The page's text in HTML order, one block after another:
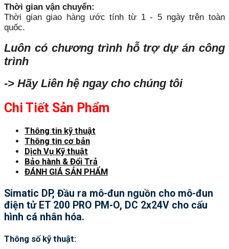
Thời gian vận chuyển:
Thời gian giao hàng ước tính từ 1 - 5 ngày trên toàn
quốc.
Luôn có chương trình hỗ trợ dự án công
trình
-> Hãy Liên hệ ngay cho chúng tôi
Chi Tiết Sản Phẩm
Thông tin kỹ thuật
Thông tin cơ bản
Dịch Vụ Kỹ thuật
Bảo hành & Đổi Trả
ĐÁNH GIÁ SẢN PHẨM
Simatic DP, Đầu ra mô-đun nguồn cho mô-đun
điện tử ET 200 PRO PM-O, DC 2x24V cho cấu
hình cá nhân hóa.
Thông số kỹ thuật: